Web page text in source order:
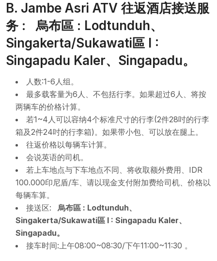
B. Jambe Asri ATV 往返酒店接送服
务 : 烏布區 : Lodtunduh、
Singakerta/Sukawati區 I :
Singapadu Kaler、Singapadu。
人数:1-6人组。
最多载客量为6人、不包括行李。如果超过6人、将按
两辆车的价格计算。
若1~4人可以容纳4个标准尺寸的行李(2件28吋的行李
箱及2件24吋的行李箱)。如果带小包、可以放在腿上。
往返价格以每辆车计算。
会说英语的司机。
若上车地点与下车地点不同、将收取额外费用、IDR
100.000印尼盾/车、请以现金支付附加费给司机、价格以
每辆车算。
接送区:
烏布區 : Lodtunduh、
Singakerta/Sukawati區 I : Singapadu Kaler、
Singapadu。
接车时间:上午08:00~08:30/下午11:00~11:30 。